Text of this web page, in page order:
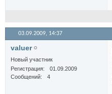
03.09.2009, 14:37
valuer
Новый участник
Регистрация
01.09.2009
Сообщений
4